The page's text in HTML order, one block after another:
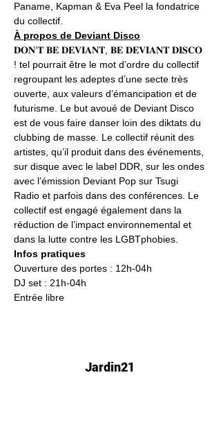
Paname, Kapman & Eva Peel la fondatrice
du collectif.
À propos de Deviant Disco
𝐃𝐎𝐍‘𝐓 𝐁𝐄 𝐃𝐄𝐕𝐈𝐀𝐍𝐓, 𝐁𝐄 𝐃𝐄𝐕𝐈𝐀𝐍𝐓 𝐃𝐈𝐒𝐂𝐎
! tel pourrait être le mot d’ordre du collectif
regroupant les adeptes d’une secte très
ouverte, aux valeurs d’émancipation et de
futurisme. Le but avoué de Deviant Disco
est de vous faire danser loin des diktats du
clubbing de masse. Le collectif réunit des
artistes, qu’il produit dans des événements,
sur disque avec le label DDR, sur les ondes
avec l’émission Deviant Pop sur Tsugi
Radio et parfois dans des conférences. Le
collectif est engagé également dans la
réduction de l’impact environnemental et
dans la lutte contre les LGBTphobies.
Infos pratiques
Ouverture des portes : 12h-04h
DJ set : 21h-04h
Entrée libre
Jardin21